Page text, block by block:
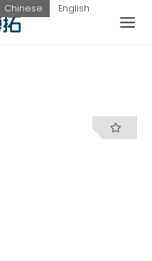
Chinese English